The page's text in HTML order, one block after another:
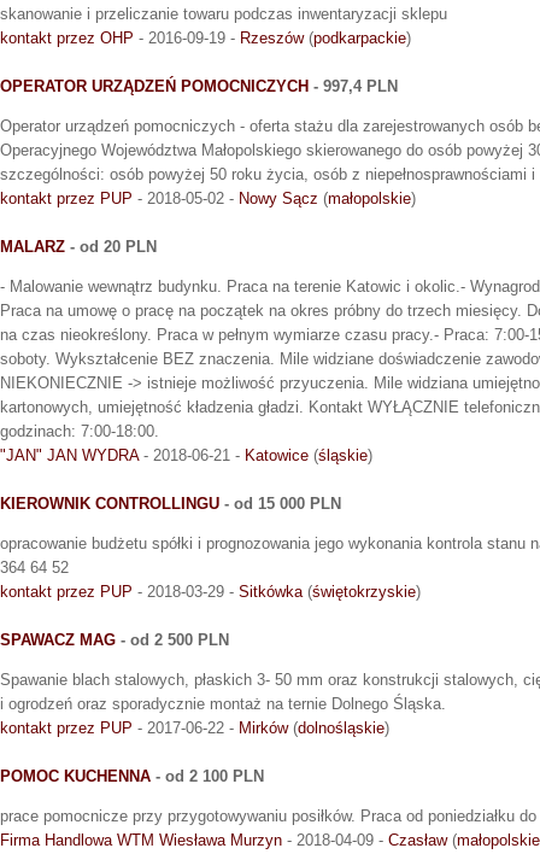
skanowanie i przeliczanie towaru podczas inwentaryzacji sklepu
kontakt przez OHP - 2016-09-19 - Rzeszów(podkarpackie)
OPERATOR URZĄDZEŃ POMOCNICZYCH - 997,4 PLN
Operator urządzeń pomocniczych - oferta stażu dla zarejestrowanych osób
Operacyjnego Województwa Małopolskiego skierowanego do osób powyżej
szczególności: osób powyżej 50 roku życia, osób z niepełnosprawnościami i
kontakt przez PUP - 2018-05-02 - Nowy Sącz (małopolskie)
MALARZ - od 20 PLN
- Malowanie wewnątrz budynku. Praca na terenie Katowic i okolic.-
Praca na umowę o pracę na początek na okres próbny do trzech miesięcy.
na czas nieokreślony. Praca w pełnym wymiarze czasu pracy.- Praca: 7:00-
soboty. Wykształcenie BEZ znaczenia. Mile widziane doświadczenie
NIEKONIECZNIE -> istnieje możliwość przyuczenia. Mile widziana
kartonowych, umiejętność kładzenia gładzi. Kontakt WYŁĄCZNIE
godzinach: 7:00-18:00.
"JAN" JAN WYDRA- 2018-06-21 - Katowice (śląskie)
KIEROWNIK CONTROLLINGU - od 15 000 PLN
opracowanie budżetu spółki i prognozowania jego wykonania kontrola stanu
364 64 52
kontakt przez PUP - 2018-03-29 - Sitkówka (świętokrzyskie)
SPAWACZ MAG - od 2 500 PLN
Spawanie blach stalowych, płaskich 3- 50 mm oraz konstrukcji stalowych,
i ogrodzeń oraz sporadycznie montaż na ternie Dolnego Śląska.
kontakt przez PUP - 2017-06-22 - Mirków(dolnośląskie)
POMOC KUCHENNA - od 2 100 PLN
prace pomocnicze przy przygotowywaniu posiłków. Praca od poniedziałku
Firma Handlowa WTM Wiesława Murzyn - 2018-04-09 - Czasław(małopolskie